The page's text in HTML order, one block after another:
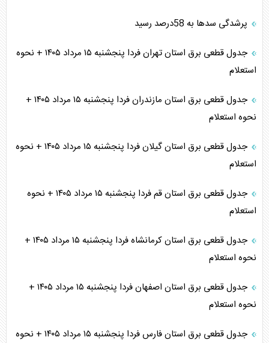
پرشدگی سدها به 58درصد رسید
جدول قطعی برق استان تهران فردا پنجشنبه ۱۵ مرداد ۱۴۰۵ + نحوه
استعلام
جدول قطعی برق استان مازندران فردا پنجشنبه ۱۵ مرداد ۱۴۰۵ +
نحوه استعلام
جدول قطعی برق استان گیلان فردا پنجشنبه ۱۵ مرداد ۱۴۰۵ + نحوه
استعلام
جدول قطعی برق استان قم فردا پنجشنبه ۱۵ مرداد ۱۴۰۵ + نحوه
استعلام
جدول قطعی برق استان کرمانشاه فردا پنجشنبه ۱۵ مرداد ۱۴۰۵ +
نحوه استعلام
جدول قطعی برق استان اصفهان فردا پنجشنبه ۱۵ مرداد ۱۴۰۵ +
نحوه استعلام
جدول قطعی برق استان فارس فردا پنجشنبه ۱۵ مرداد ۱۴۰۵ + نحوه